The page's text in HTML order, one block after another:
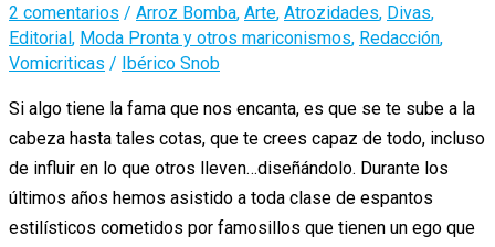
2 comentarios / Arroz Bomba, Arte, Atrozidades, Divas,
Editorial, Moda Pronta y otros mariconismos, Redacción,
Vomicriticas / Ibérico Snob
Si algo tiene la fama que nos encanta, es que se te sube a la
cabeza hasta tales cotas, que te crees capaz de todo, incluso
de influir en lo que otros lleven…diseñándolo. Durante los
últimos años hemos asistido a toda clase de espantos
estilísticos cometidos por famosillos que tienen un ego que